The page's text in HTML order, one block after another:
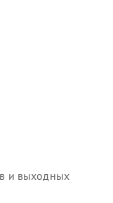
и выходных